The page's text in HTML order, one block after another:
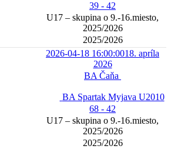
39 - 42
U17 – skupina o 9.-16.miesto,
2025/2026
2025/2026
2026-04-18 16:00:0018. apríla
2026
BA Čaňa
BA Spartak Myjava U2010
68 - 42
U17 – skupina o 9.-16.miesto,
2025/2026
2025/2026